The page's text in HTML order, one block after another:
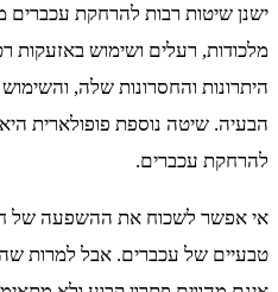
ישנן שיטות רבות להרחקת עכברים
מלכודות, רעלים ושימוש
היתרונות והחסרונות שלה, והשימוש
הבעיה. שיטה נוספת פופולארית
להרחקת עכברים.
אי אפשר לשכוח את ההשפעה של
טבעיים של עכברים. אבל למרות